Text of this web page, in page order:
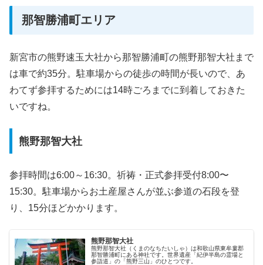
那智勝浦町エリア
新宮市の熊野速玉大社から那智勝浦町の熊野那智大社まで
は車で約35分。駐車場からの徒歩の時間が長いので、あ
わてず参拝するためには14時ごろまでに到着しておきた
いですね。
熊野那智大社
参拝時間は6:00～16:30。祈祷・正式参拝受付8:00〜
15:30。駐車場からお土産屋さんが並ぶ参道の石段を登
り、15分ほどかかります。
熊野那智大社
熊野那智大社（くまのなちたいしゃ）は和歌山県東牟婁郡
那智勝浦町にある神社です。世界遺産「紀伊半島の霊場と
参詣道」の「熊野三山」のひとつです。